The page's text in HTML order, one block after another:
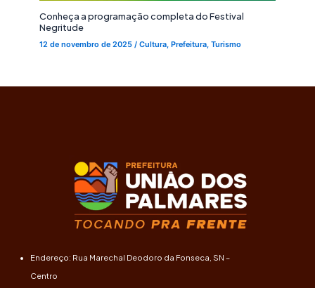
Conheça a programação completa do Festival
Negritude
12 de novembro de 2025/Cultura,Prefeitura,Turismo
Endereço: Rua Marechal Deodoro da Fonseca, SN –
Centro